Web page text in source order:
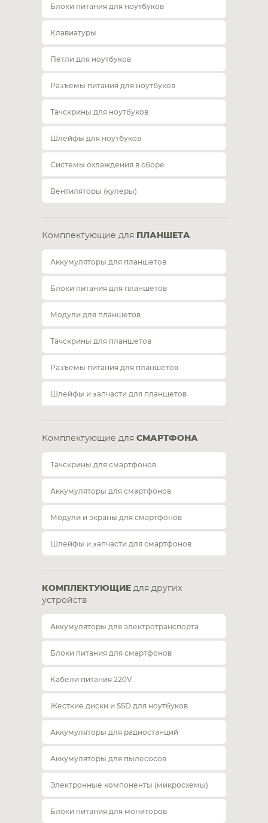
Блоки питания для ноутбуков
Клавиатуры
Петли для ноутбуков
Разъемы питания для ноутбуков
Тачскрины для ноутбуков
Шлейфы для ноутбуков
Системы охлаждения в сборе
Вентиляторы (кулеры)
Комплектующие для ПЛАНШЕТА
Аккумуляторы для планшетов
Блоки питания для планшетов
Модули для планшетов
Тачскрины для планшетов
Разъемы питания для планшетов
Шлейфы и запчасти для планшетов
Комплектующие для СМАРТФОНА
Тачскрины для смартфонов
Аккумуляторы для смартфонов
Модули и экраны для смартфонов
Шлейфы и запчасти для смартфонов
КОМПЛЕКТУЮЩИЕ для других
устройств
Аккумуляторы для электротранспорта
Блоки питания для смартфонов
Кабели питания 220V
Жесткие диски и SSD для ноутбуков
Аккумуляторы для радиостанций
Аккумуляторы для пылесосов
Электронные компоненты (микросхемы)
Блоки питания для мониторов